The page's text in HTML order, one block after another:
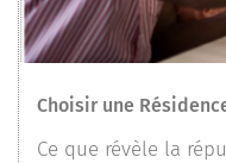
Choisir une
Ce que révèle la